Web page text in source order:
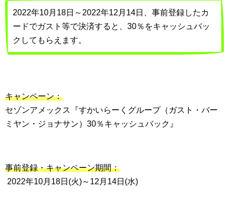
2022年10月18日～2022年12月14日、事前登録したカ
ードでガスト等で決済すると、30％をキャッシュバッ
クしてもらえます。
キャンペーン：
セゾンアメックス『すかいらーくグループ（ガスト・バー
ミヤン・ジョナサン）30％キャッシュバック』
事前登録・キャンペーン期間：
2022年10月18日(火)～12月14日(水)